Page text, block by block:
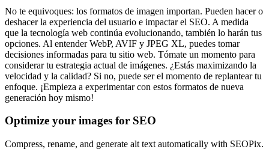
No te equivoques: los formatos de imagen importan. Pueden hacer o
deshacer la experiencia del usuario e impactar el SEO. A medida
que la tecnología web continúa evolucionando, también lo harán tus
opciones. Al entender WebP, AVIF y JPEG XL, puedes tomar
decisiones informadas para tu sitio web. Tómate un momento para
considerar tu estrategia actual de imágenes. ¿Estás maximizando la
velocidad y la calidad? Si no, puede ser el momento de replantear tu
enfoque. ¡Empieza a experimentar con estos formatos de nueva
generación hoy mismo!
Optimize your images for SEO
Compress, rename, and generate alt text automatically with SEOPix.